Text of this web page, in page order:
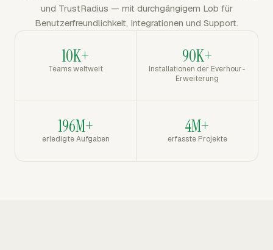
und TrustRadius — mit durchgängigem Lob für
Benutzerfreundlichkeit, Integrationen und Support.
10K+
Teams weltweit
90K+
Installationen der Everhour-
Erweiterung
196M+
erledigte Aufgaben
4M+
erfasste Projekte